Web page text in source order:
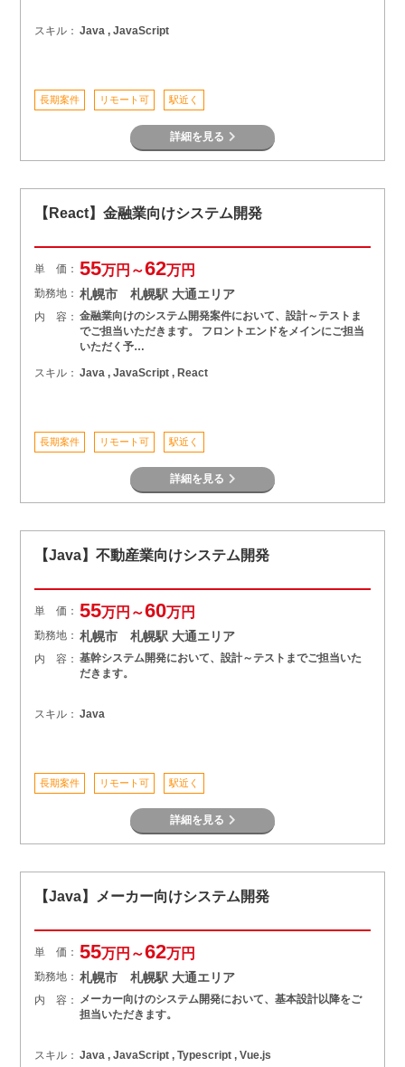
スキル： Java , JavaScript
長期案件 リモート可 駅近く
詳細を見る
【React】金融業向けシステム開発
単 価： 55万円～62万円
勤務地： 札幌市 札幌駅 大通エリア
内 容： 金融業向けのシステム開発案件において、設計～テストま
でご担当いただきます。 フロントエンドをメインにご担当
いただく予…
スキル： Java , JavaScript , React
長期案件 リモート可 駅近く
詳細を見る
【Java】不動産業向けシステム開発
単 価： 55万円～60万円
勤務地： 札幌市 札幌駅 大通エリア
内 容： 基幹システム開発において、設計～テストまでご担当いた
だきます。
スキル： Java
長期案件 リモート可 駅近く
詳細を見る
【Java】メーカー向けシステム開発
単 価： 55万円～62万円
勤務地： 札幌市 札幌駅 大通エリア
内 容： メーカー向けのシステム開発において、基本設計以降をご
担当いただきます。
スキル： Java , JavaScript , Typescript , Vue.js